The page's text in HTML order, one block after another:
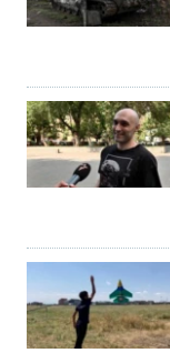
«Ազատության»